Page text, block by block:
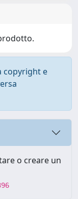
copyright e
o creare un